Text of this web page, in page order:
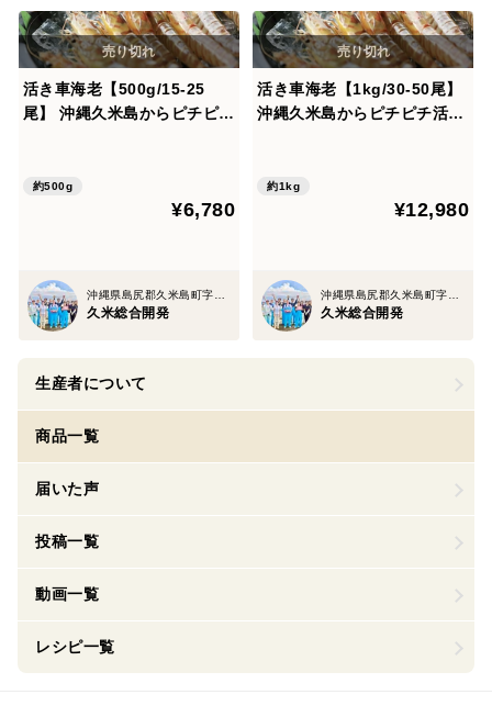
活き車海老【500g/15-25
尾】 沖縄久米島からピチピチ
約500g
¥6,780
沖縄県島尻郡久米島町字北原
久米総合開発
活き車海老【1kg/30-50尾】
沖縄久米島からピチピチ活き
約1kg
¥12,980
沖縄県島尻郡久米島町字北原
久米総合開発
生産者について
商品一覧
届いた声
投稿一覧
動画一覧
レシピ一覧